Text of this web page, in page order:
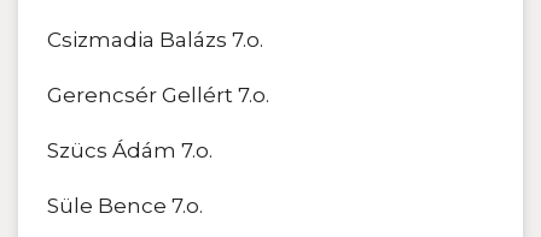
Csizmadia Balázs 7.o.
Gerencsér Gellért 7.o.
Szücs Ádám 7.o.
Süle Bence 7.o.